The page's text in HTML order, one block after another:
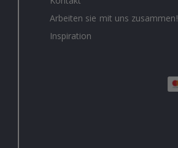
Arbeiten sie mit uns zusammen!
Inspiration